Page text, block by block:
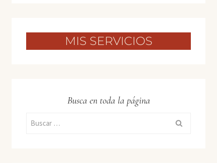
MIS SERVICIOS
Busca en toda la página
Buscar: